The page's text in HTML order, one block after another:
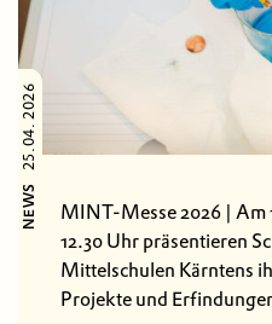
NEWS
25.04. 2026
MINT-Messe 2026 | Am
12.30 Uhr präsentieren Schüler:innen der MINT-
Mittelschulen Kärntens
Projekte und